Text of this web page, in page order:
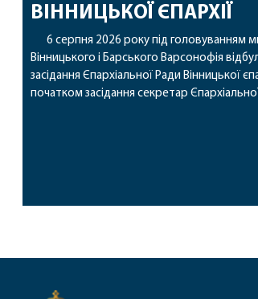
ВІННИЦЬКОЇ ЄПАРХІЇ
6 серпня 2026 року під головуванням
Вінницького і Барського Варсонофія
засідання Єпархіальної Ради Вінницької
початком засідання секретар